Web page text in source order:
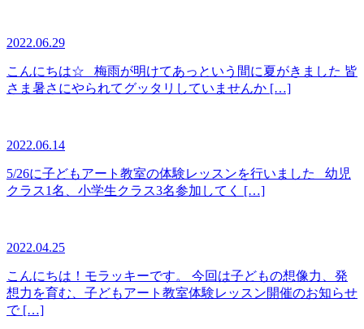
2022.06.29
こんにちは☆ 梅雨が明けてあっという間に夏がきました 皆
さま暑さにやられてグッタリしていませんか […]
2022.06.14
5/26に子どもアート教室の体験レッスンを行いました 幼児
クラス1名、小学生クラス3名参加してく […]
2022.04.25
こんにちは！モラッキーです。 今回は子どもの想像力、発
想力を育む、子どもアート教室体験レッスン開催のお知らせ
で […]